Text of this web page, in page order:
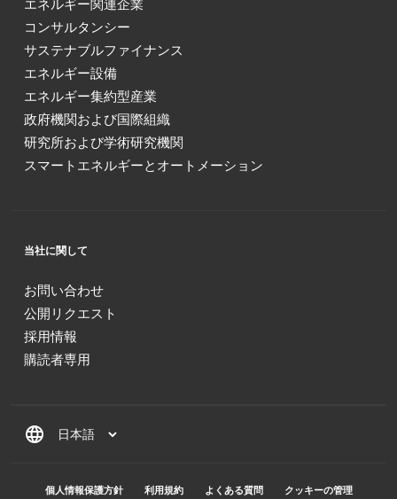
エネルギー関連企業
コンサルタンシー
サステナブルファイナンス
エネルギー設備
エネルギー集約型産業
政府機関および国際組織
研究所および学術研究機関
スマートエネルギーとオートメーション
当社に関して
お問い合わせ
公開リクエスト
採用情報
購読者専用
language
MENU PIED DE PAGE
個人情報保護方針 利用規約 よくある質問
クッキーの管理